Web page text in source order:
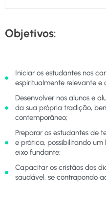
Objetivos:
Iniciar os estudantes nos
espiritualmente relevante
Desenvolver nos alunos e
da sua própria tradição,
contemporâneo;
Preparar os estudantes de
e prática, possibilitando
eixo fundante;
Capacitar os cristãos dos
saudável, se contrapondo